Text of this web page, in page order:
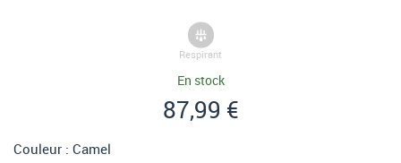
Respirant
En stock
87,99 €
Couleur : Camel